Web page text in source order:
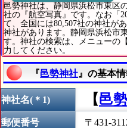
邑勢神社は、静岡県浜松市東区
社の『航空写真』です。なお「
て、全国には80,507社の神社が
神社があります。静岡県浜松市
す。神社の検索は、メニューの
力してください。
『邑勢神社 』の基本
神社名(＊1) 【邑
郵便番号 〒431-